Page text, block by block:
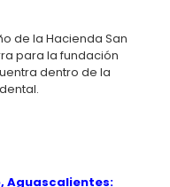
de la Hacienda San
para la fundación
dentro de la
Aguascalientes: